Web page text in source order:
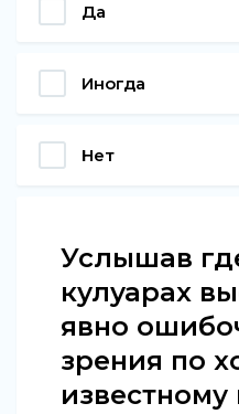
Да
Иногда
Нет
Услышав
кулуарах
явно
зрения по